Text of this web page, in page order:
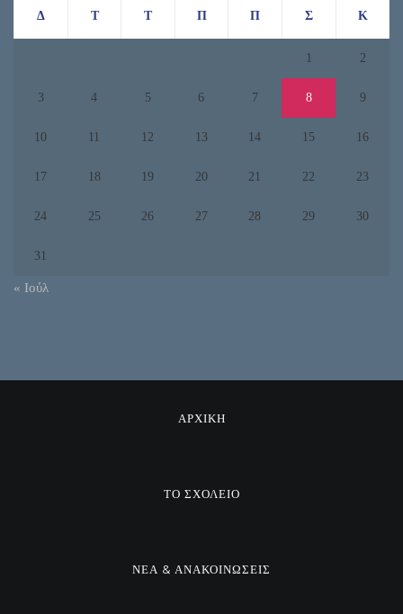
Δ Τ Τ Π Π Σ Κ
1 2
3 4 5 6 7 8 9
10 11 12 13 14 15 16
17 18 19 20 21 22 23
24 25 26 27 28 29 30
31
« Ιούλ
ΑΡΧΙΚΗ
ΤΟ ΣΧΟΛΕΙΟ
ΝΕΑ & ΑΝΑΚΟΙΝΩΣΕΙΣ